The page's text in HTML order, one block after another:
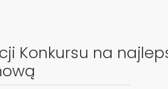
Konkursu na